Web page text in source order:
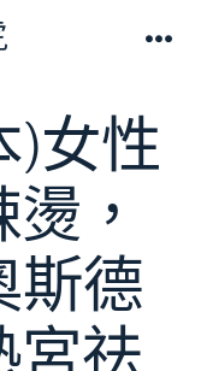
)女性
，
斯德